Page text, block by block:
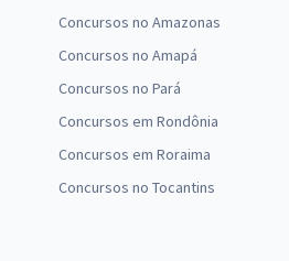
Concursos no Amazonas
Concursos no Amapá
Concursos no Pará
Concursos em Rondônia
Concursos em Roraima
Concursos no Tocantins